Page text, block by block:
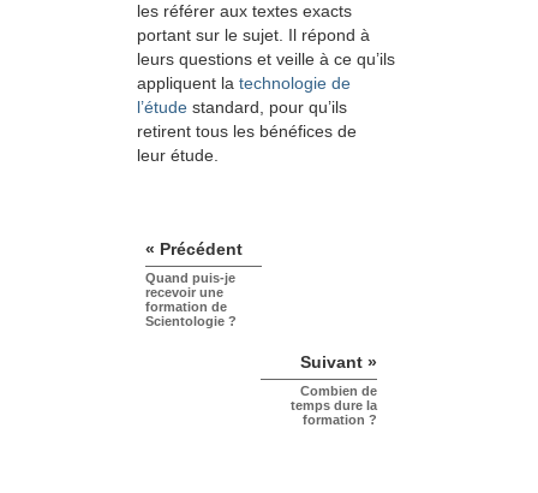
les référer aux textes exacts
portant sur le sujet. Il répond à
leurs questions et veille à ce qu’ils
appliquent la technologie de
l’étude standard, pour qu’ils
retirent tous les bénéfices de
leur étude.
« Précédent
Quand puis-je
recevoir une
formation de
Scientologie ?
Suivant »
Combien de
temps dure la
formation ?